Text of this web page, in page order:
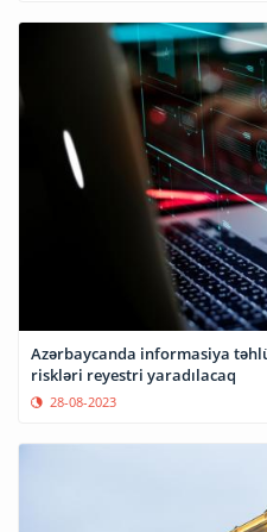
Azərbaycanda informasiya
riskləri reyestri yaradılacaq
28-08-2023